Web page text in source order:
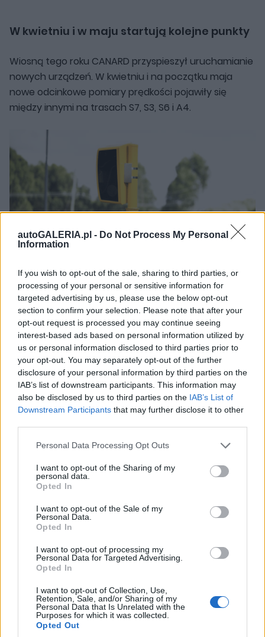
autoGALERIA.pl - Do Not Process My Personal
Information
If you wish to opt-out of the sale, sharing to third parties, or
processing of your personal or sensitive information for
targeted advertising by us, please use the below opt-out
section to confirm your selection. Please note that after your
opt-out request is processed you may continue seeing
interest-based ads based on personal information utilized by
us or personal information disclosed to third parties prior to
your opt-out. You may separately opt-out of the further
disclosure of your personal information by third parties on the
IAB’s list of downstream participants. This information may
also be disclosed by us to third parties on the IAB’s List of
Downstream Participants that may further disclose it to other
Please note that this website/app uses one or more Google
not limited to your visit or usage behaviour. You may click to
grant or deny consent to Google and its third-party tags to
use your data for below specified purposes in below Google
consent section.
Personal Data Processing Opt Outs
I want to opt-out of the Sharing of my
personal data.
Opted In
I want to opt-out of the Sale of my
Personal Data.
Opted In
I want to opt-out of processing my
Personal Data for Targeted Advertising.
Opted In
I want to opt-out of Collection, Use,
Retention, Sale, and/or Sharing of my
Personal Data that Is Unrelated with the
Purposes for which it was collected.
Opted Out
W kwietniu i w maju startują kolejne punkty
Wiosną tego roku CANARD przyspieszył uruchamianie
nowych urządzeń. W kwietniu i na początku maja
nowe odcinkowe pomiary prędkości pojawiły się
między innymi na trasach S7, S3, S6 i A4.
Wśród świeżo uruchomionych lokalizacji znalazły się
odcinki Rychnowo - Olsztynek Zachód, Marzewo -
Pasłęk Północ, Gorzów Zachód - Gorzów Południe,
Parłówko - Brzozowo, Dobrzyca - Stare Bielice,
Krzyżowa - Krzywa oraz Tarnów Centrum - MOP
Jawornik.
Równolegle pojawiają się nowe fotoradary
stacjonarne. W kwietniu uruchomiono między innymi
urządzenia w Budzyniu przy DK11, w Kochłowach przy
DK11 oraz w Sierpcu przy DK10. W Budzyniu obowiązuje
ograniczenie do 70 km/h, natomiast w Kochłowach i
Sierpcu do 50 km/h. Wszystkie trzy urządzenia to
TraffiStar SR390
Oficjalna baza CANARD to interaktywna
Kierowcy często szukają jednej kompletnej listy
fotoradarów. Problem polega na tym, że CANARD nie
publikuje jej w formie prostej tabeli z wszystkimi
lokalizacjami. Oficjalną bazą pozostaje interaktywna
mapa urządzeń. To ona pokazuje aktualny układ